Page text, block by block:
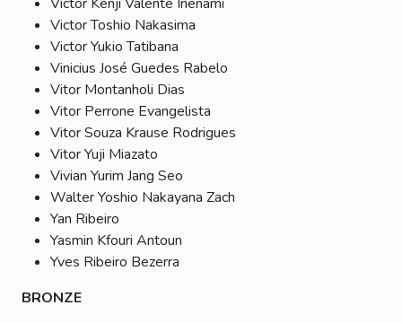
Victor Toshio Nakasima
Victor Yukio Tatibana
Vinicius José Guedes Rabelo
Vitor Montanholi Dias
Vitor Perrone Evangelista
Vitor Souza Krause Rodrigues
Vitor Yuji Miazato
Vivian Yurim Jang Seo
Walter Yoshio Nakayana Zach
Yan Ribeiro
Yasmin Kfouri Antoun
Yves Ribeiro Bezerra
BRONZE